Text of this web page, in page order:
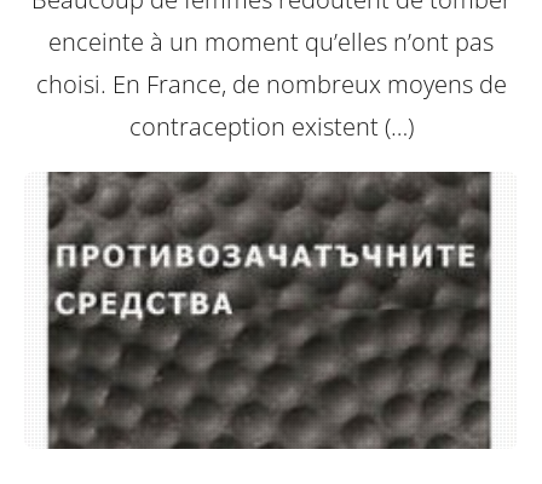
enceinte à un moment qu’elles n’ont pas
choisi. En France, de nombreux moyens de
contraception existent (…)